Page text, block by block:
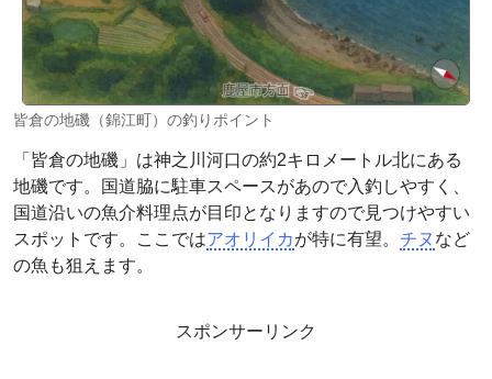
皆倉の地磯（錦江町）の釣りポイント
「皆倉の地磯」は神之川河口の約2キロメートル北にある
地磯です。国道脇に駐車スペースがあので入釣しやすく、
国道沿いの魚介料理点が目印となりますので見つけやすい
スポットです。ここではアオリイカが特に有望。 チヌ など
の魚も狙えます。
スポンサーリンク